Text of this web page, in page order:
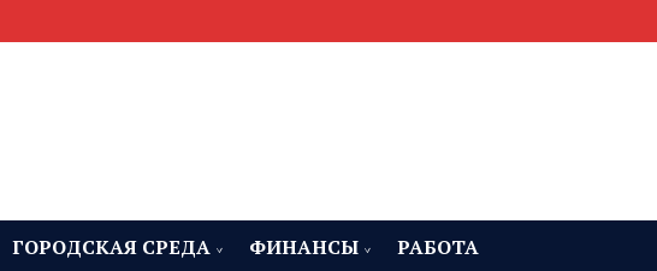
ГОРОДСКАЯ СРЕДА ФИНАНСЫ РАБОТА